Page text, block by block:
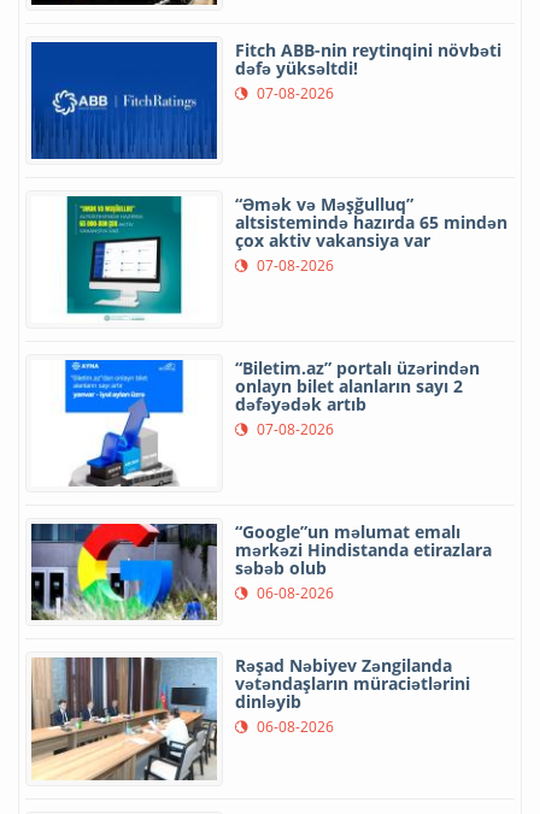
Fitch ABB-nin reytinqini növbəti
dəfə yüksəltdi!
07-08-2026
“Əmək və Məşğulluq”
altsistemində hazırda 65 mindən
çox aktiv vakansiya var
07-08-2026
“Biletim.az” portalı üzərindən
onlayn bilet alanların sayı 2
dəfəyədək artıb
07-08-2026
“Google”un məlumat emalı
mərkəzi Hindistanda etirazlara
səbəb olub
06-08-2026
Rəşad Nəbiyev Zəngilanda
vətəndaşların müraciətlərini
dinləyib
06-08-2026